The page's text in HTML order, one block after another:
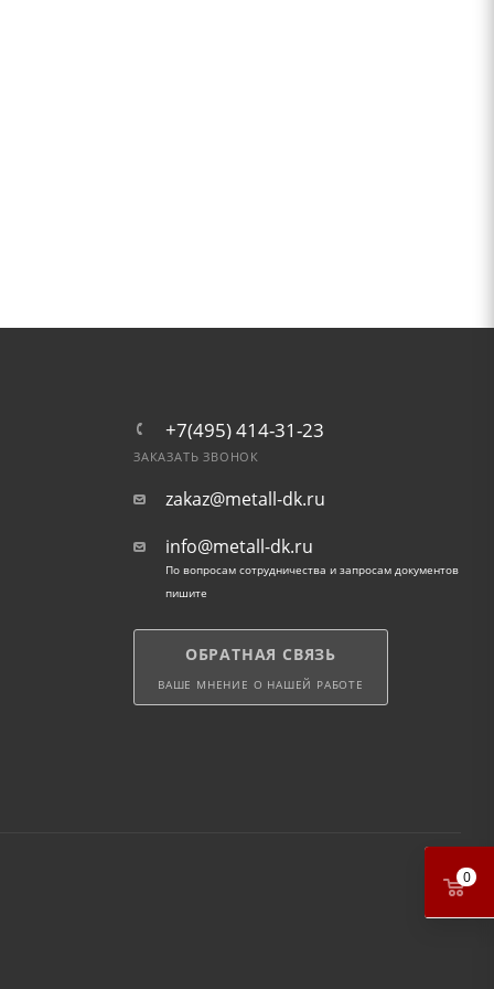
+7(495) 414-31-23
ЗАКАЗАТЬ ЗВОНОК
zakaz@metall-dk.ru
info@metall-dk.ru
По вопросам сотрудничества и запросам документов
пишите
ОБРАТНАЯ СВЯЗЬ
ВАШЕ МНЕНИЕ О НАШЕЙ РАБОТЕ
0